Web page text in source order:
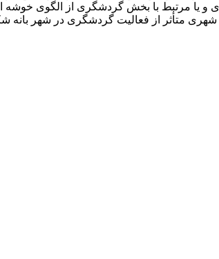
و یا مرتبط با بخش گردشگری از الگوی خوشه
شهری متأثر از فعالیت گردشگری در شهر